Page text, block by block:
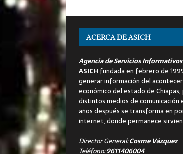
ACERCA DE ASICH
Agencia de Servicios
ASICH fundada en febrero de
generar información del
económico del estado de
distintos medios de comunicación
años después se transforma en
internet, donde permanece
Director General:Cosme Vázquez
Teléfono:9611406004